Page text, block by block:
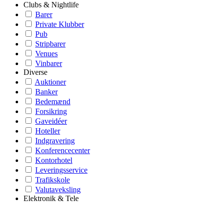
Clubs & Nightlife
Barer
Private Klubber
Pub
Stripbarer
Venues
Vinbarer
Diverse
Auktioner
Banker
Bedemænd
Forsikring
Gaveidéer
Hoteller
Indgravering
Konferencecenter
Kontorhotel
Leveringsservice
Trafikskole
Valutaveksling
Elektronik & Tele